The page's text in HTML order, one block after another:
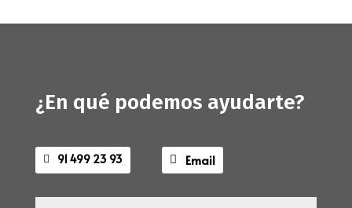
¿En qué podemos ayudarte?
91 499 23 93 Email